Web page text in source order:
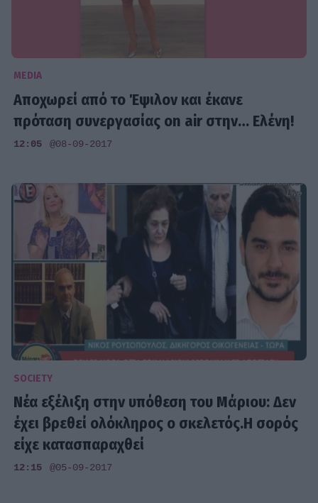
MEDIA
Αποχωρεί από το Έψιλον και έκανε
πρόταση συνεργασίας on air στην… Ελένη!
12:05 @08-09-2017
SOCIETY
Νέα εξέλιξη στην υπόθεση του Μάριου: Δεν
έχει βρεθεί ολόκληρος ο σκελετός.Η σορός
είχε κατασπαραχθεί
12:15 @05-09-2017